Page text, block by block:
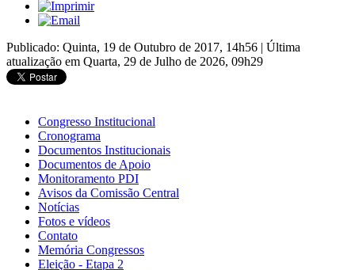
Publicado: Quinta, 19 de Outubro de 2017, 14h56 | Última
atualização em Quarta, 29 de Julho de 2026, 09h29
Congresso Institucional
Cronograma
Documentos Institucionais
Documentos de Apoio
Monitoramento PDI
Avisos da Comissão Central
Notícias
Fotos e vídeos
Contato
Memória Congressos
Eleição - Etapa 2